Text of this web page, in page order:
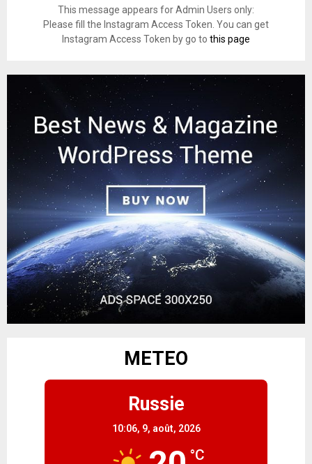
This message appears for Admin Users only:
Please fill the Instagram Access Token. You can get
Instagram Access Token by go to this page
METEO
Russie
10:06, 9, août, 2026
°C